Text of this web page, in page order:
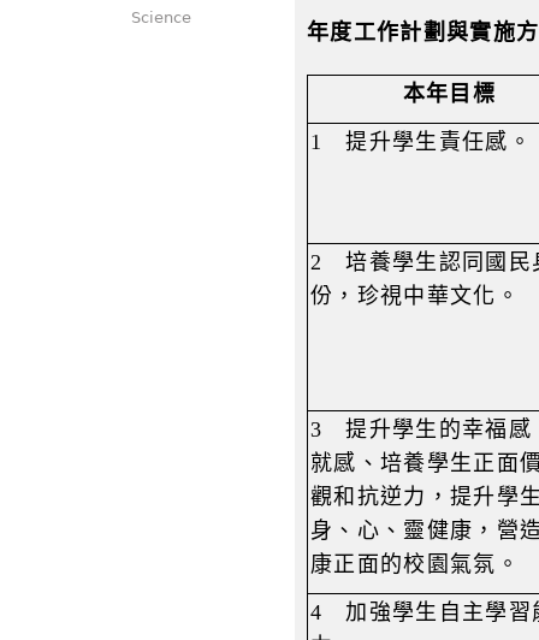
年度工作計劃與實施
本年目標
1提升學生責任感。
2培養學生認同國民
份，珍視中華文化。
3提升學生的幸福感
就感、培養學生正面
觀和抗逆力，提升學
身、心、靈健康，營
康正面的校園氣氛。
4 加強學生自主學習
Science